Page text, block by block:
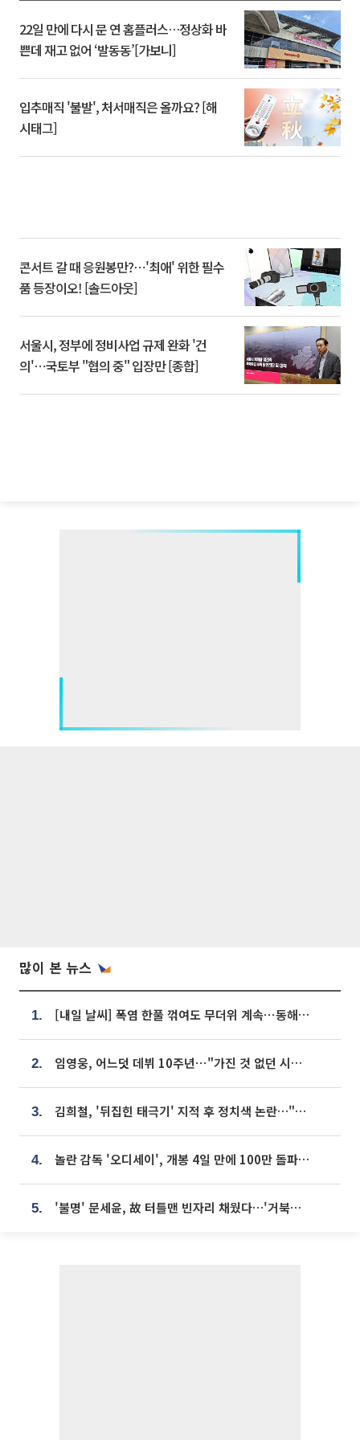
22일 만에 다시 문 연 홈플러스…정상화 바
쁜데 재고 없어 ‘발동동’[가보니]
입추매직 '불발', 처서매직은 올까요? [해
시태그]
콘서트 갈 때 응원봉만?⋯'최애' 위한 필수
품 등장이오! [솔드아웃]
서울시, 정부에 정비사업 규제 완화 '건
의'⋯국토부 "협의 중" 입장만 [종합]
많이 본 뉴스
1. [내일 날씨] 폭염 한풀 꺾여도 무더위 계속⋯동해안 이틀 연속 비
2. 임영웅, 어느덧 데뷔 10주년⋯"가진 것 없던 시절, 내 앞엔 20명의 팬뿐"
3. 김희철, '뒤집힌 태극기' 지적 후 정치색 논란…"좌우 떠나 우리나라 국기"
4. 놀란 감독 '오디세이', 개봉 4일 만에 100만 돌파⋯'왕사남' 보다 빠르다
5. '불명' 문세윤, 故 터틀맨 빈자리 채웠다…'거북이' 눈물의 최종 우승